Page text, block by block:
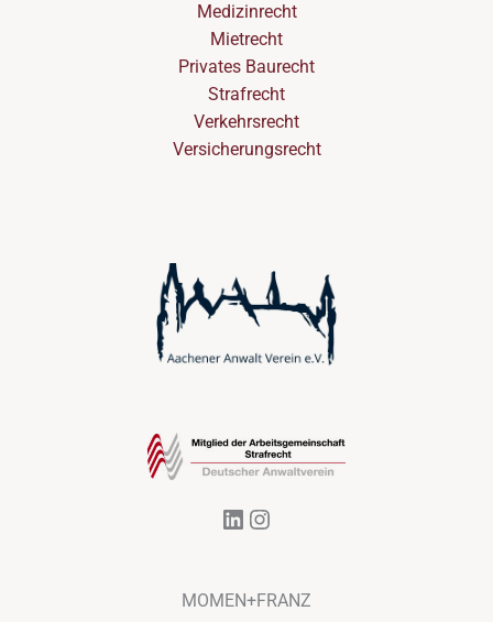
Medizinrecht
Mietrecht
Privates Baurecht
Strafrecht
Verkehrsrecht
Versicherungsrecht
LinkedIn
Instagram
MOMEN+FRANZ